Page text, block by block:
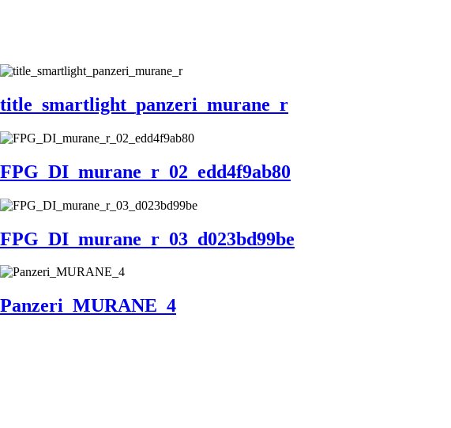
title_smartlight_panzeri_murane_r
FPG_DI_murane_r_02_edd4f9ab80
FPG_DI_murane_r_03_d023bd99be
Panzeri_MURANE_4